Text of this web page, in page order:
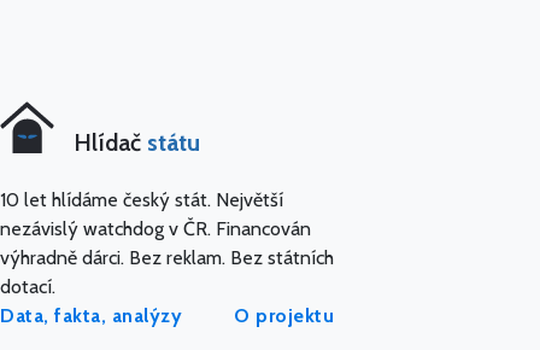
Hlídač státu
10 let hlídáme český stát. Největší
nezávislý watchdog v ČR. Financován
výhradně dárci. Bez reklam. Bez státních
dotací.
Data, fakta, analýzy
O projektu